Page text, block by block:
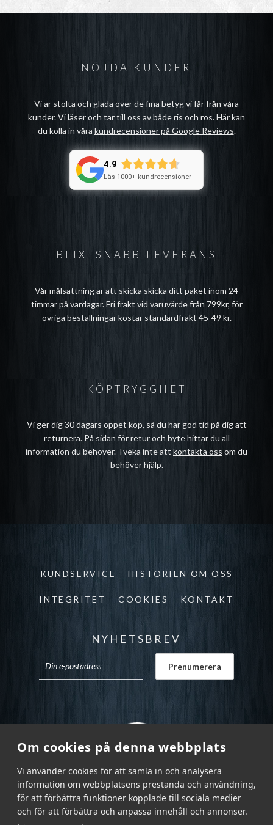
Om cookies på denna webbplats
Vi använder cookies för att samla in och analysera
information om webbplatsens prestanda och användning,
för att förbättra funktioner kopplade till sociala medier
och för att förbättra och anpassa innehåll och annonser.
BLIXTSNABB LEVERANS
Vår målsättning är att skicka skicka ditt paket inom 24
timmar på vardagar. Fri frakt vid varuvärde från 799kr, för
övriga beställningar kostar standardfrakt 45-49 kr.
NÖJDA KUNDER
Vi är stolta och glada över de fina betyg vi får från våra
kunder. Vi läser och tar till oss av både ris och ros. Här kan
du kolla in våra kundrecensioner på Google Reviews.
4.9
Läs 1000+ kundrecensioner
KÖPTRYGGHET
Vi ger dig 30 dagars öppet köp, så du har god tid på dig att
returnera. På sidan förretur och bytehittar du all
information du behöver. Tveka inte att kontakta oss om du
behöver hjälp.
KUNDSERVICE HISTORIEN OM OSS
INTEGRITET COOKIES KONTAKT
NYHETSBREV